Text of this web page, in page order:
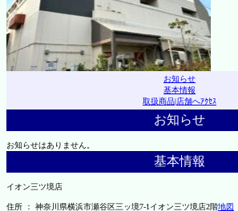
お知らせ
基本情報
取扱商品|店舗へｱｸｾｽ
お知らせ
お知らせはありません。
基本情報
イオン三ツ境店
住所 ： 神奈川県横浜市瀬谷区三ッ境7-1イオン三ツ境店2階地図